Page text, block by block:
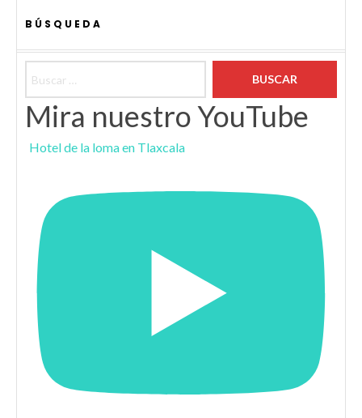
BÚSQUEDA
Mira nuestro YouTube
Hotel de la loma en Tlaxcala